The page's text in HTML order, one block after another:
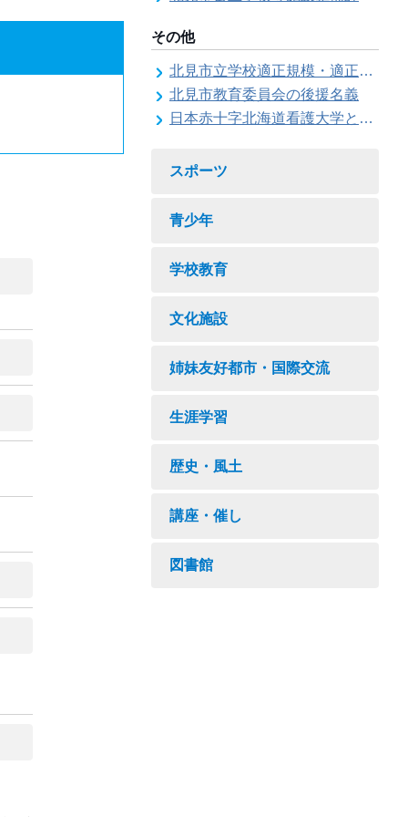
その他
北見市立学校適正規模・適正配置検討委員会
北見市教育委員会の後援名義
日本赤十字北海道看護大学と北見市教育委員会との連携協力に関する協定の締結
スポーツ
青少年
学校教育
文化施設
姉妹友好都市・国際交流
生涯学習
歴史・風土
講座・催し
図書館